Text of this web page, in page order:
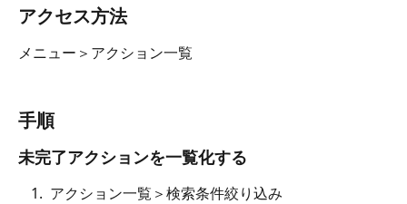
アクセス方法
メニュー＞アクション一覧
手順
未完了アクションを一覧化する
アクション一覧＞検索条件絞り込み